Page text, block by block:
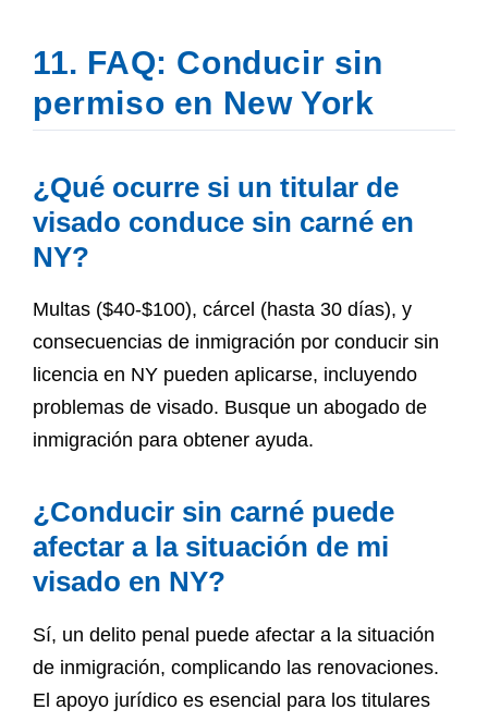
11. FAQ: Conducir sin
permiso en New York
¿Qué ocurre si un titular de
visado conduce sin carné en
NY?
Multas ($40-$100), cárcel (hasta 30 días), y
consecuencias de inmigración por conducir sin
licencia en NY pueden aplicarse, incluyendo
problemas de visado. Busque un abogado de
inmigración para obtener ayuda.
¿Conducir sin carné puede
afectar a la situación de mi
visado en NY?
Sí, un delito penal puede afectar a la situación
de inmigración, complicando las renovaciones.
El apoyo jurídico es esencial para los titulares